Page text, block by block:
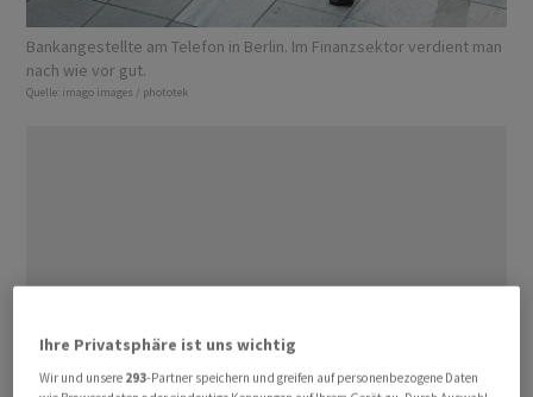
Bankangestellte am Telefon in Berlin. Im Finanzsektor verdient man
nach wie vor gut.
Quelle: imago images / phototek
Ihre Privatsphäre ist uns wichtig
Wir und unsere 293-Partner speichern und greifen auf personenbezogene Daten